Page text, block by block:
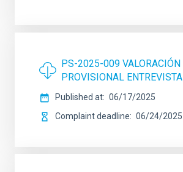
PS-2025-009 VALORACIÓN
PROVISIONAL ENTREVISTA
Published at
06/17/2025
Complaint deadline
06/24/2025